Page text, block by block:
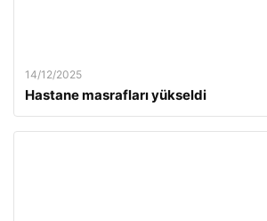
14/12/2025
Hastane masrafları yükseldi